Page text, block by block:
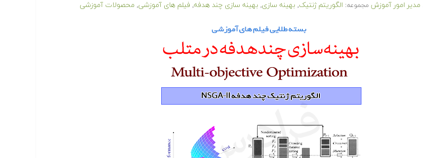
مدیر امور آموزش مجموعه: الگوریتم ژنتیک, بهینه سازی, بهینه سازی چند هدفه, فیلم های آموزشی, محصولات آموزشی